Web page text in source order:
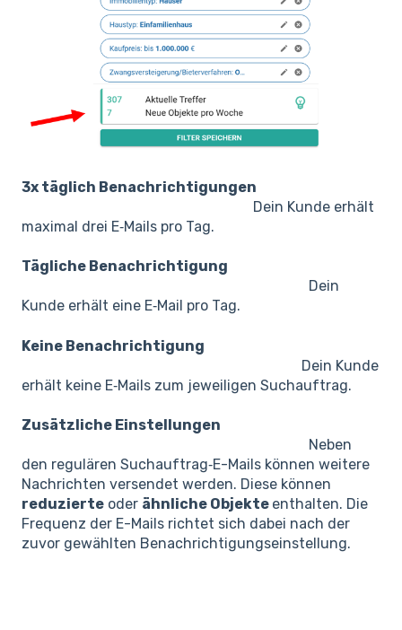
3x täglich Benachrichtigungen
Dein Kunde erhält
maximal drei E‑Mails pro Tag.
Tägliche Benachrichtigung
Dein
Kunde erhält eine E‑Mail pro Tag.
Keine Benachrichtigung
Dein Kunde
erhält keine E‑Mails zum jeweiligen Suchauftrag.
Zusätzliche Einstellungen
Neben
den regulären Suchauftrag‑E-Mails können weitere
Nachrichten versendet werden. Diese können
reduzierte oder ähnliche Objekte enthalten. Die
Frequenz der E-Mails richtet sich dabei nach der
zuvor gewählten Benachrichtigungseinstellung.